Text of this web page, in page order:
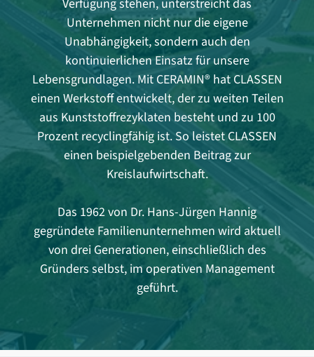
Verfügung stehen, unterstreicht das
Unternehmen nicht nur die eigene
Unabhängigkeit, sondern auch den
kontinuierlichen Einsatz für unsere
Lebensgrundlagen. Mit CERAMIN® hat CLASSEN
einen Werkstoff entwickelt, der zu weiten Teilen
aus Kunststoffrezyklaten besteht und zu 100
Prozent recyclingfähig ist. So leistet CLASSEN
einen beispielgebenden Beitrag zur
Kreislaufwirtschaft.
Das 1962 von Dr. Hans-Jürgen Hannig
gegründete Familienunternehmen wird aktuell
von drei Generationen, einschließlich des
Gründers selbst, im operativen Management
geführt.